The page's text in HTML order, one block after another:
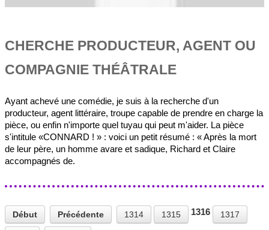
CHERCHE PRODUCTEUR, AGENT OU
COMPAGNIE THÉÂTRALE
Ayant achevé une comédie, je suis à la recherche d'un
producteur, agent littéraire, troupe capable de prendre en charge la
pièce, ou enfin n'importe quel tuyau qui peut m'aider. La pièce
s'intitule «CONNARD ! » : voici un petit résumé : « Après la mort
de leur père, un homme avare et sadique, Richard et Claire
accompagnés de.
Début Précédente 1314 1315 1316 1317